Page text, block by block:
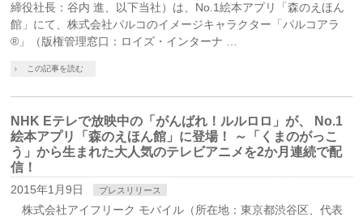
締役社長：谷内 進、以下当社）は、No.1絵本アプリ「森のえほん
館」にて、株式会社パルコのイメージキャラクター「パルコアラ
®」（版権管理窓口：ロイズ・インターナ …
この記事を読む
NHK Eテレで放映中の「がんばれ！ルルロロ」が、 No.1
絵本アプリ「森のえほん館」に登場！ ～「くまのがっこ
う」から生まれた大人気のテレビアニメを2か月連続で配
信！
2015年1月9日 プレスリリース
株式会社アイフリーク モバイル（所在地：東京都渋谷区、代表